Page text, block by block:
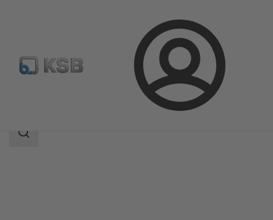
Login
DeltaMacro
Sökomfattning